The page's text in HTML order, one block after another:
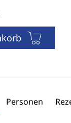
Personen